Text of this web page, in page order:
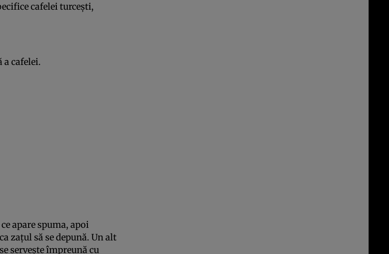
cafelei turcești,
a cafelei.
apare spuma, apoi
zațul să se depună. Un alt
servește împreună cu